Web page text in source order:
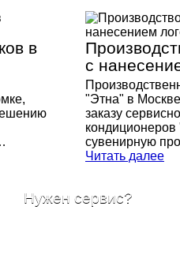
в
с
"Этна" в
заказу
кондиционеров
сувенирную
Читать далее
Нужен сервис?